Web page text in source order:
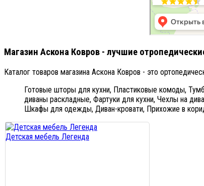
Магазин Аскона Ковров - лучшие
Каталог товаров магазина Аскона Ковров - это
Готовые шторы для кухни, Пластиковые комоды,
диваны раскладные, Фартуки для кухни, Чехлы на
Шкафы для одежды, Диван-кровати, Прихожие в
Детская мебель Легенда